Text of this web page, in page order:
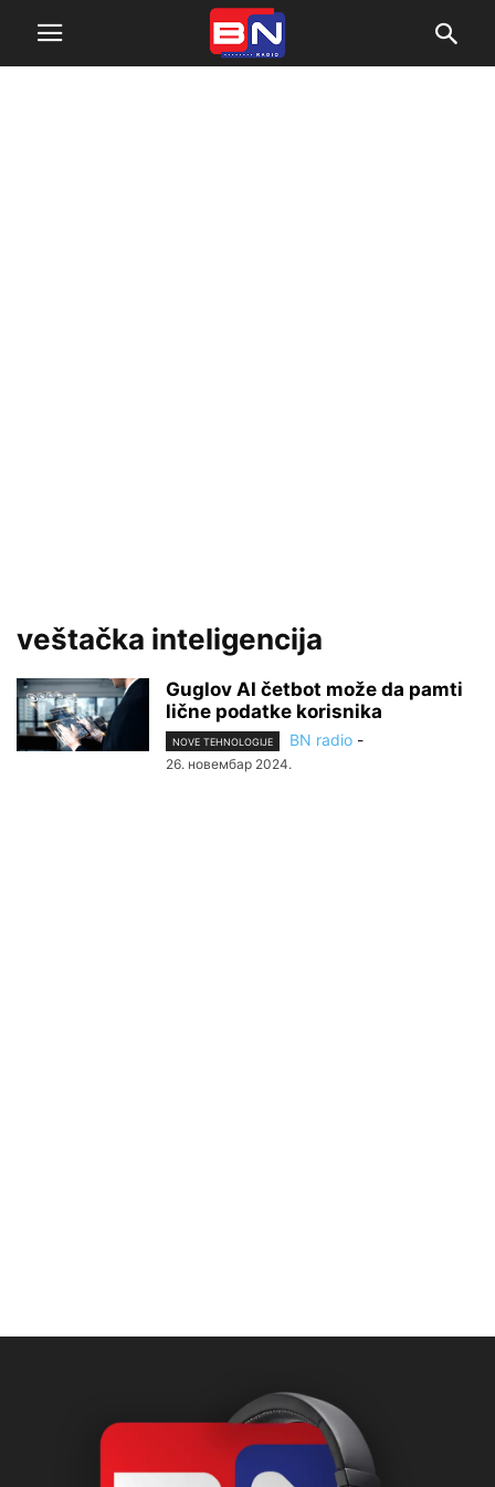
veštačka inteligencija
Guglov AI četbot može da pamti
lične podatke korisnika
NOVE TEHNOLOGIJE BN radio -
26. новембар 2024.